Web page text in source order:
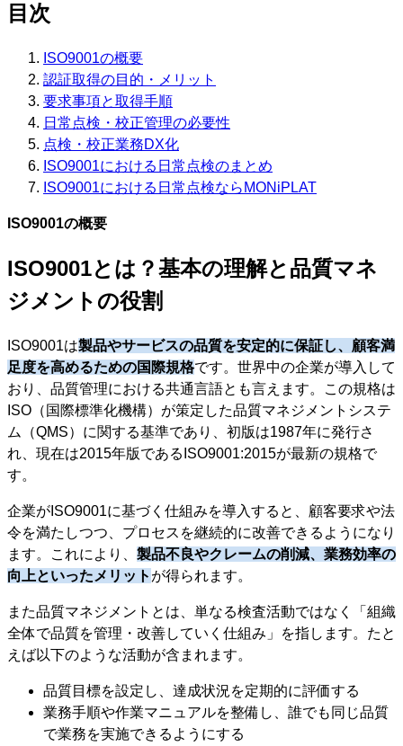
目次
ISO9001の概要
認証取得の目的・メリット
要求事項と取得手順
日常点検・校正管理の必要性
点検・校正業務DX化
ISO9001における日常点検のまとめ
ISO9001における日常点検ならMONiPLAT
ISO9001の概要
ISO9001とは？基本の理解と品質マネ
ジメントの役割
ISO9001は製品やサービスの品質を安定的に保証し、顧客満
足度を高めるための国際規格です。世界中の企業が導入して
おり、品質管理における共通言語とも言えます。この規格は
ISO（国際標準化機構）が策定した品質マネジメントシステ
ム（QMS）に関する基準であり、初版は1987年に発行さ
れ、現在は2015年版であるISO9001:2015が最新の規格で
す。
企業がISO9001に基づく仕組みを導入すると、顧客要求や法
令を満たしつつ、プロセスを継続的に改善できるようになり
ます。これにより、 製品不良やクレームの削減、業務効率の
向上といったメリット が得られます。
また品質マネジメントとは、単なる検査活動ではなく「組織
全体で品質を管理・改善していく仕組み」を指します。たと
えば以下のような活動が含まれます。
品質目標を設定し、達成状況を定期的に評価する
業務手順や作業マニュアルを整備し、誰でも同じ品質
で業務を実施できるようにする